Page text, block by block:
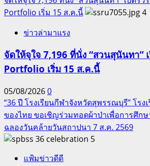
Portfolio เริ่ม 15 ส.ค.นี้
4
ข่าวล่ามาแรง
จัดให้จุใจ 7,196 ที่นั่ง “สวนสุนันทา”
Portfolio เริ่ม 15 ส.ค.นี้
05/08/20260
“36 ปี โรงเรียนกีฬาจังหวัดสุพรรณบุรี” โรง
ของไทย ขอเชิญร่วมทอดผ้าป่าเพื่อการศึก
ฉลองวันคล้ายวันสถาปนา 7 ส.ค. 2569
5
แฟ้มข่าวดีดี